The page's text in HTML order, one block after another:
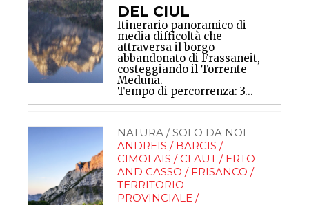
DEL CIUL
Itinerario panoramico di
media difficoltà che
attraversa il borgo
abbandonato di Frassaneit,
costeggiando il Torrente
Meduna.
Tempo di percorrenza: 3...
NATURA / SOLO DA NOI
ANDREIS / BARCIS /
CIMOLAIS / CLAUT / ERTO
AND CASSO / FRISANCO /
TERRITORIO
PROVINCIALE /